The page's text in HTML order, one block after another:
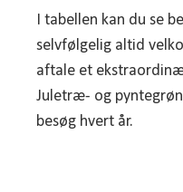
I tabellen kan du se
selvfølgelig altid
aftale et
Juletræ- og
besøg hvert år.